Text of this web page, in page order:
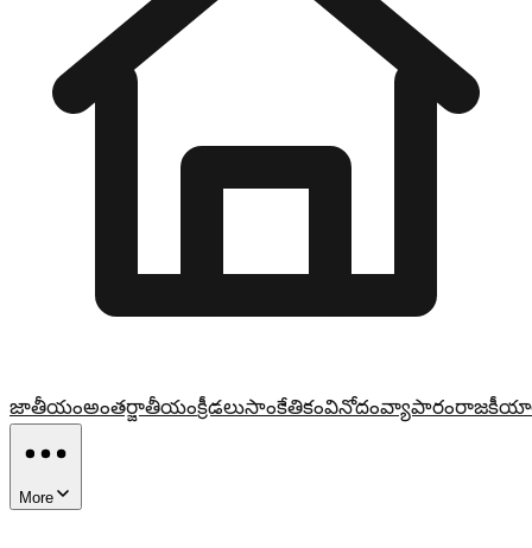
జాతీయంఅంతర్జాతీయంక్రీడలుసాంకేతికంవినోదంవ్యాపారం
More